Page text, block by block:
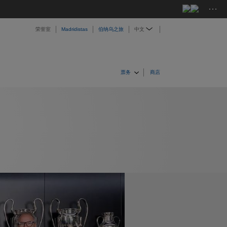
···
荣誉室 Madridistas 伯纳乌之旅 中文
票务 商店